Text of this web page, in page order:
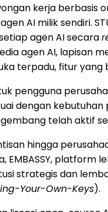
kerja
AI milik sendiri.
agen AI secara
agen AI, lapisan
terpadu, fitur
pengguna
dengan
telah aktif
hingga
EMBASSY, platform
strategis dan
Your-Own-Keys).